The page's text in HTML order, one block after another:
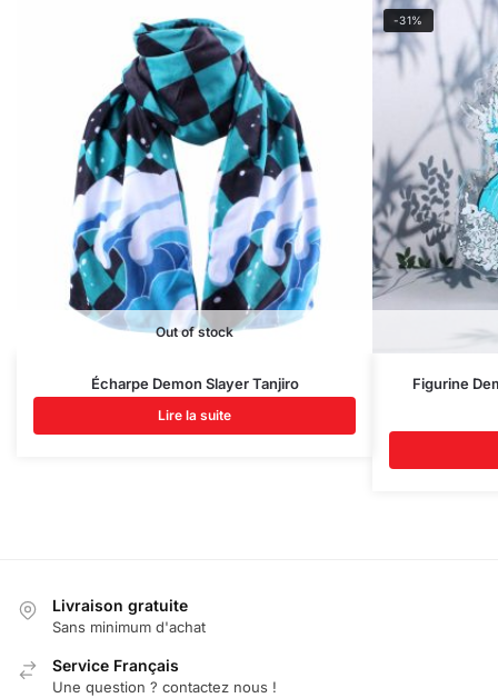
Out of stock
Écharpe Demon Slayer Tanjiro
Lire la suite
-31%
Figurine
Livraison gratuite
Sans minimum d'achat
Service Français
Une question ? contactez nous !